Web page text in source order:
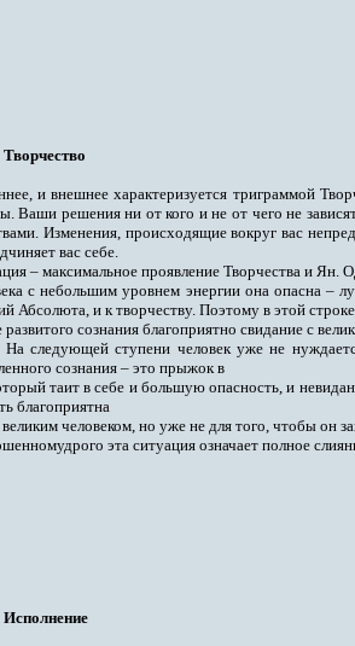
и внешнее характеризуется триграммой
Ваши решения ни от кого и не от чего не
Изменения, происходящие вокруг вас
вас себе.
– максимальное проявление Творчества и Ян.
с небольшим уровнем энергии она опасна –
Абсолюта, и к творчеству. Поэтому в этой
развитого сознания благоприятно свидание с
На следующей ступени человек уже не
сознания – это прыжок в
таит в себе и большую опасность, и
благоприятна
великим человеком, но уже не для того, чтобы он
эта ситуация означает полное